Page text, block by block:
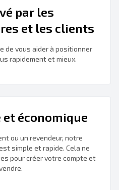
par les
et les clients
de vous aider à positionner
rapidement et mieux.
et économique
ou un revendeur, notre
simple et rapide. Cela ne
pour créer votre compte et